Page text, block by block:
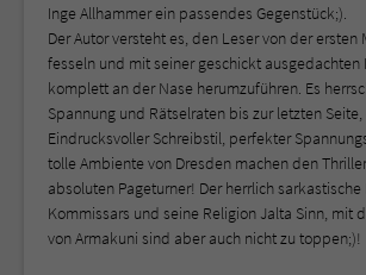
Inge Allhammer ein passendes Gegenstück;).
Der Autor versteht es, den Leser von der ersten
fesseln und mit seiner geschickt ausgedachten
komplett an der Nase herumzuführen. Es
Spannung und Rätselraten bis zur letzten
Eindrucksvoller Schreibstil, perfekter
tolle Ambiente von Dresden machen den
absoluten Pageturner! Der herrlich
Kommissars und seine Religion Jalta Sinn, mit
von Armakuni sind aber auch nicht zu toppen;)!